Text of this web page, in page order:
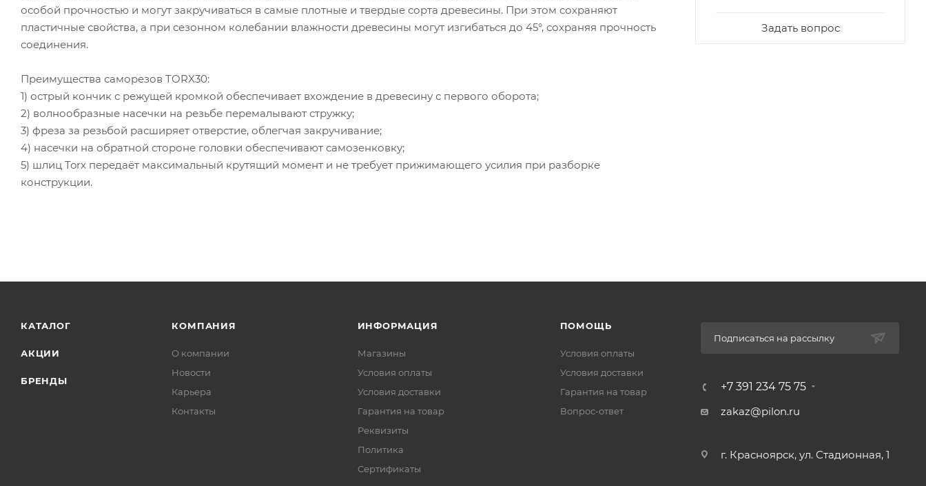
особой прочностью и могут закручиваться в самые плотные и твердые сорта древесины. При этом сохраняют
пластичные свойства, а при сезонном колебании влажности древесины могут изгибаться до 45°, сохраняя прочность
соединения.
Преимущества саморезов TORX30:
1) острый кончик с режущей кромкой обеспечивает вхождение в древесину с первого оборота;
2) волнообразные насечки на резьбе перемалывают стружку;
3) фреза за резьбой расширяет отверстие, облегчая закручивание;
4) насечки на обратной стороне головки обеспечивают самозенковку;
5) шлиц Torx передаёт максимальный крутящий момент и не требует прижимающего усилия при разборке
конструкции.
Задать вопрос
КАТАЛОГ
АКЦИИ
БРЕНДЫ
КОМПАНИЯ
О компании
Новости
Карьера
Контакты
ИНФОРМАЦИЯ
Магазины
Условия оплаты
Условия доставки
Гарантия на товар
Реквизиты
Политика
Сертификаты
ПОМОЩЬ
Условия оплаты
Условия доставки
Гарантия на товар
Вопрос-ответ
Подписаться на рассылку
+7 391 234 75 75
zakaz@pilon.ru
г. Красноярск, ул. Стадионная, 1